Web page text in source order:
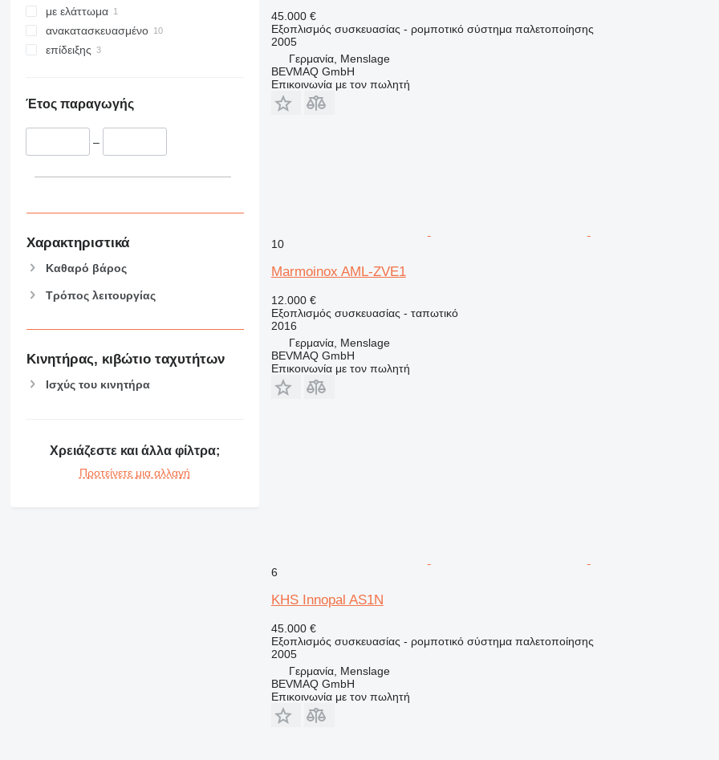
με ελάττωμα
ανακατασκευασμένο
επίδειξης
Έτος παραγωγής
–
Χαρακτηριστικά
Καθαρό βάρος
Τρόπος λειτουργίας
Κινητήρας, κιβώτιο ταχυτήτων
Ισχύς του κινητήρα
Χρειάζεστε και άλλα φίλτρα;
Προτείνετε μια αλλαγή
45.000 €
Εξοπλισμός συσκευασίας - ρομποτικό σύστημα παλετοποίησης
2005
Γερμανία, Menslage
BEVMAQ GmbH
Επικοινωνία με τον πωλητή
10
Marmoinox AML-ZVE1
12.000 €
Εξοπλισμός συσκευασίας - ταπωτικό
2016
Γερμανία, Menslage
BEVMAQ GmbH
Επικοινωνία με τον πωλητή
6
KHS Innopal AS1N
45.000 €
Εξοπλισμός συσκευασίας - ρομποτικό σύστημα παλετοποίησης
2005
Γερμανία, Menslage
BEVMAQ GmbH
Επικοινωνία με τον πωλητή